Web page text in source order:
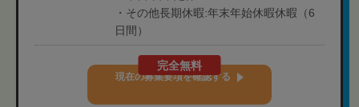
・その他長期休暇:年末年始休暇休暇（6
日間）
完全無料
現在の募集要項を確認する